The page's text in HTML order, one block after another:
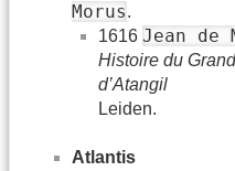
Morus.
1616 Jean de
Histoire du
d’Atangil
Leiden.
Atlantis